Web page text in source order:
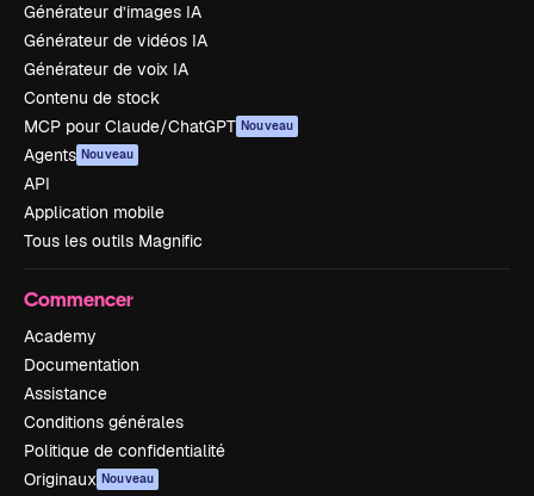
Générateur d’images IA
Générateur de vidéos IA
Générateur de voix IA
Contenu de stock
MCP pour Claude/ChatGPT Nouveau
Agents Nouveau
API
Application mobile
Tous les outils Magnific
Commencer
Academy
Documentation
Assistance
Conditions générales
Politique de confidentialité
Originaux Nouveau